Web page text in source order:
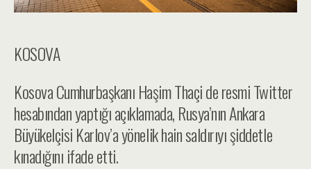
KOSOVA
Kosova Cumhurbaşkanı Haşim Thaçi de resmi Twitter
hesabından yaptığı açıklamada, Rusya’nın Ankara
Büyükelçisi Karlov’a yönelik hain saldırıyı şiddetle
kınadığını ifade etti.